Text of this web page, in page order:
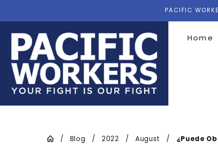
PACIFIC
Home
Blog 2022 August ¿Puede